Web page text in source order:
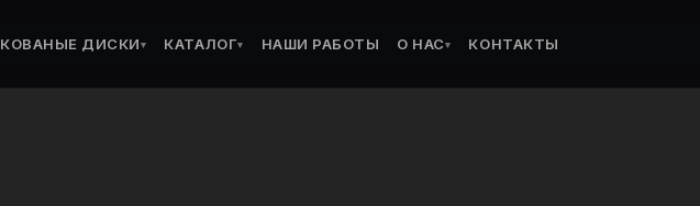
КОВАНЫЕ ДИСКИ▾ КАТАЛОГ▾ НАШИ РАБОТЫ О НАС▾ КОНТАКТЫ